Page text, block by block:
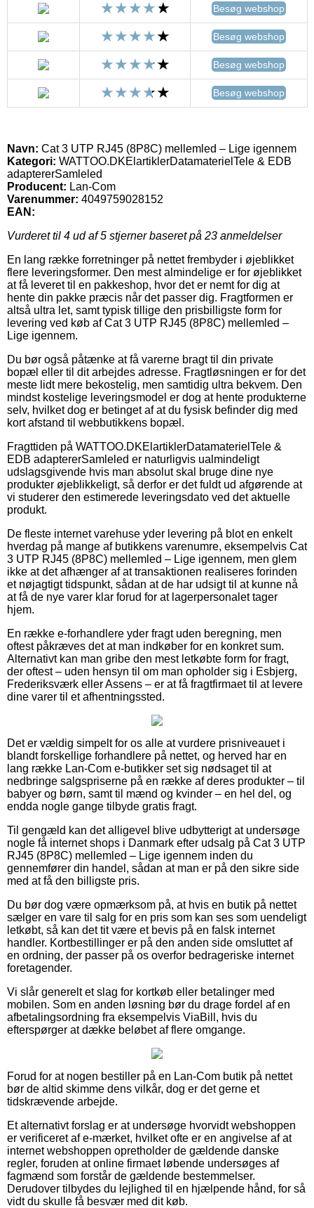
Besøg webshop
Besøg webshop
Besøg webshop
Besøg webshop
Navn: Cat 3 UTP RJ45 (8P8C) mellemled – Lige igennem
Kategori: WATTOO.DKElartiklerDatamaterielTele & EDB
adaptererSamleled
Producent: Lan-Com
Varenummer: 4049759028152
EAN:
Vurderet til 4 ud af 5 stjerner baseret på 23 anmeldelser
En lang række forretninger på nettet frembyder i øjeblikket
flere leveringsformer. Den mest almindelige er for øjeblikket
at få leveret til en pakkeshop, hvor det er nemt for dig at
hente din pakke præcis når det passer dig. Fragtformen er
altså ultra let, samt typisk tillige den prisbilligste form for
levering ved køb af Cat 3 UTP RJ45 (8P8C) mellemled –
Lige igennem.
Du bør også påtænke at få varerne bragt til din private
bopæl eller til dit arbejdes adresse. Fragtløsningen er for det
meste lidt mere bekostelig, men samtidig ultra bekvem. Den
mindst kostelige leveringsmodel er dog at hente produkterne
selv, hvilket dog er betinget af at du fysisk befinder dig med
kort afstand til webbutikkens bopæl.
Fragttiden på WATTOO.DKElartiklerDatamaterielTele &
EDB adaptererSamleled er naturligvis ualmindeligt
udslagsgivende hvis man absolut skal bruge dine nye
produkter øjeblikkeligt, så derfor er det fuldt ud afgørende at
vi studerer den estimerede leveringsdato ved det aktuelle
produkt.
De fleste internet varehuse yder levering på blot en enkelt
hverdag på mange af butikkens varenumre, eksempelvis Cat
3 UTP RJ45 (8P8C) mellemled – Lige igennem, men glem
ikke at det afhænger af at transaktionen realiseres forinden
et nøjagtigt tidspunkt, sådan at de har udsigt til at kunne nå
at få de nye varer klar forud for at lagerpersonalet tager
hjem.
En række e-forhandlere yder fragt uden beregning, men
oftest påkræves det at man indkøber for en konkret sum.
Alternativt kan man gribe den mest letkøbte form for fragt,
der oftest – uden hensyn til om man opholder sig i Esbjerg,
Frederiksværk eller Assens – er at få fragtfirmaet til at levere
dine varer til et afhentningssted.
Det er vældig simpelt for os alle at vurdere prisniveauet i
blandt forskellige forhandlere på nettet, og herved har en
lang række Lan-Com e-butikker set sig nødsaget til at
nedbringe salgspriserne på en række af deres produkter – til
babyer og børn, samt til mænd og kvinder – en hel del, og
endda nogle gange tilbyde gratis fragt.
Til gengæld kan det alligevel blive udbytterigt at undersøge
nogle få internet shops i Danmark efter udsalg på Cat 3 UTP
RJ45 (8P8C) mellemled – Lige igennem inden du
gennemfører din handel, sådan at man er på den sikre side
med at få den billigste pris.
Du bør dog være opmærksom på, at hvis en butik på nettet
sælger en vare til salg for en pris som kan ses som uendeligt
letkøbt, så kan det tit være et bevis på en falsk internet
handler. Kortbestillinger er på den anden side omsluttet af
en ordning, der passer på os overfor bedrageriske internet
foretagender.
Vi slår generelt et slag for kortkøb eller betalinger med
mobilen. Som en anden løsning bør du drage fordel af en
afbetalingsordning fra eksempelvis ViaBill, hvis du
efterspørger at dække beløbet af flere omgange.
Forud for at nogen bestiller på en Lan-Com butik på nettet
bør de altid skimme dens vilkår, dog er det gerne et
tidskrævende arbejde.
Et alternativt forslag er at undersøge hvorvidt webshoppen
er verificeret af e-mærket, hvilket ofte er en angivelse af at
internet webshoppen opretholder de gældende danske
regler, foruden at online firmaet løbende undersøges af
fagmænd som forstår de gældende bestemmelser.
Derudover tilbydes du lejlighed til en hjælpende hånd, for så
vidt du skulle få besvær med dit køb.